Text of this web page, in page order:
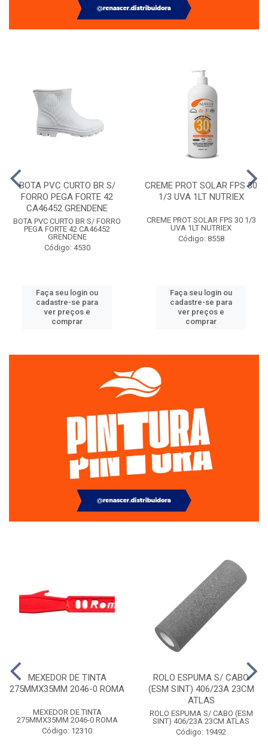
BOTA PVC CURTO BR S/
FORRO PEGA FORTE 42
CA46452 GRENDENE
BOTA PVC CURTO BR S/ FORRO
PEGA FORTE 42 CA46452
GRENDENE
Código: 4530
Faça seu login ou
cadastre-se para
ver preços e
comprar
CREME PROT SOLAR FPS 30
1/3 UVA 1LT NUTRIEX
CREME PROT SOLAR FPS 30 1/3
UVA 1LT NUTRIEX
Código: 8558
Faça seu login ou
cadastre-se para
ver preços e
comprar
MEXEDOR DE TINTA
275MMX35MM 2046-0 ROMA
MEXEDOR DE TINTA
275MMX35MM 2046-0 ROMA
Código: 12310
ROLO ESPUMA S/ CABO
(ESM SINT) 406/23A 23CM
ATLAS
ROLO ESPUMA S/ CABO (ESM
SINT) 406/23A 23CM ATLAS
Código: 19492